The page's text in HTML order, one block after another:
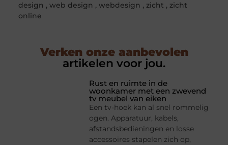
design , web design , webdesign , zicht , zicht
online
Verken onze aanbevolen
artikelen voor jou.
Rust en ruimte in de
woonkamer met een zwevend
tv meubel van eiken
Een tv-hoek kan al snel rommelig
ogen. Apparatuur, kabels,
afstandsbedieningen en losse
accessoires stapelen zich op,